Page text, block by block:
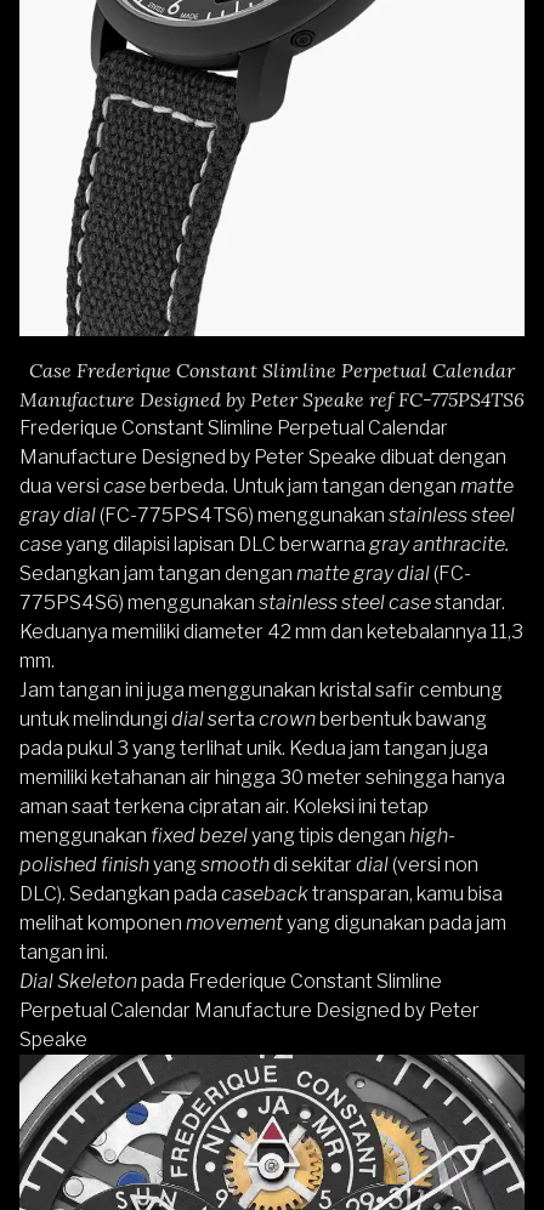
Case Frederique Constant Slimline Perpetual Calendar
Manufacture Designed by Peter Speake ref FC-775PS4TS6
Frederique Constant Slimline Perpetual Calendar
Manufacture Designed by Peter Speake dibuat dengan
dua versi caseberbeda. Untuk jam tangan dengan matte
gray dial(FC-775PS4TS6) menggunakan stainless steel
caseyang dilapisi lapisan DLC berwarna gray anthracite.
Sedangkan jam tangan dengan matte gray dial(FC-
775PS4S6) menggunakan stainless steel casestandar.
Keduanya memiliki diameter 42 mm dan ketebalannya 11,3
mm.
Jam tangan ini juga menggunakan kristal safir cembung
untuk melindungi dialserta crownberbentuk bawang
pada pukul 3 yang terlihat unik. Kedua jam tangan juga
memiliki ketahanan air hingga 30 meter sehingga hanya
aman saat terkena cipratan air. Koleksi ini tetap
menggunakan fixed bezelyang tipis dengan high-
polished finishyang smoothdi sekitar dial(versi non
DLC). Sedangkan pada casebacktransparan, kamu bisa
melihat komponen movementyang digunakan pada jam
tangan ini.
Dial Skeletonpada Frederique Constant Slimline
Perpetual Calendar Manufacture Designed by Peter
Speake